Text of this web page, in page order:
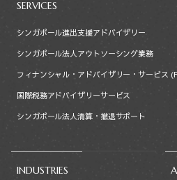
SERVICES
シンガポール進出支援アドバイザリー
シンガポール法人アウトソーシング業務
フィナンシャル・アドバイザリー・サービス
国際税務アドバイザリーサービス
シンガポール法人清算・撤退サポート
INDUSTRIES